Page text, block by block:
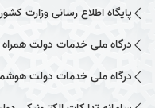
پایگاه اطلاع رسانی وزارت کشور
درگاه ملی خدمات دولت همراه
درگاه ملی خدمات دولت